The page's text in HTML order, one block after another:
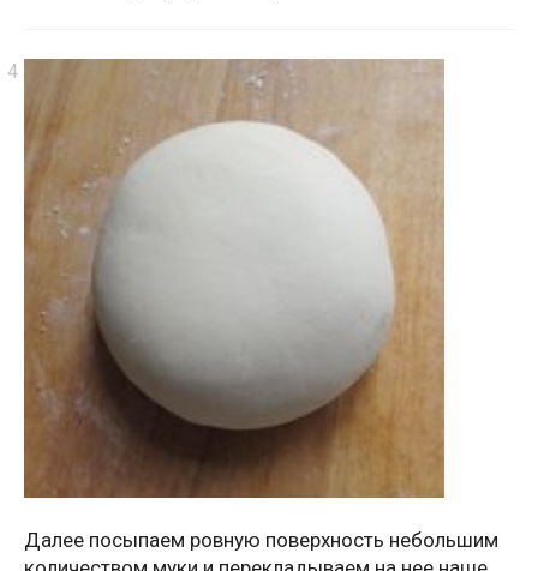
Далее посыпаем ровную поверхность небольшим